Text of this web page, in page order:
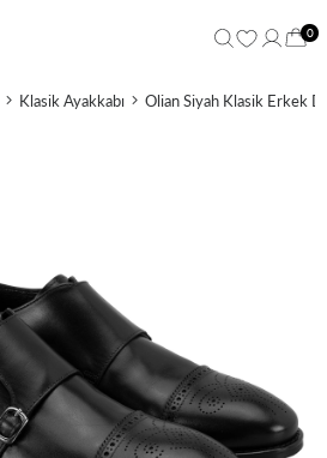
0
Klasik Ayakkabı Olian Siyah Klasik Erkek